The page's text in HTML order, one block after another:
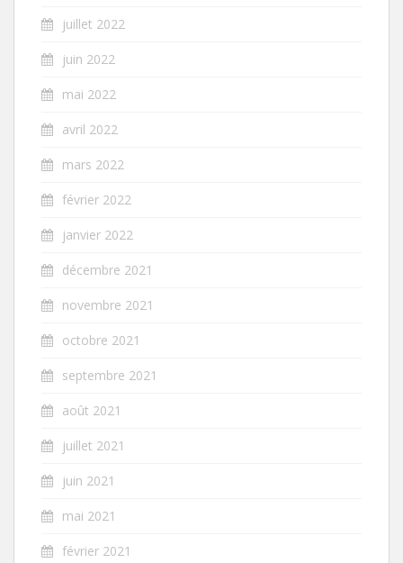
juillet 2022
juin 2022
mai 2022
avril 2022
mars 2022
février 2022
janvier 2022
décembre 2021
novembre 2021
octobre 2021
septembre 2021
août 2021
juillet 2021
juin 2021
mai 2021
février 2021